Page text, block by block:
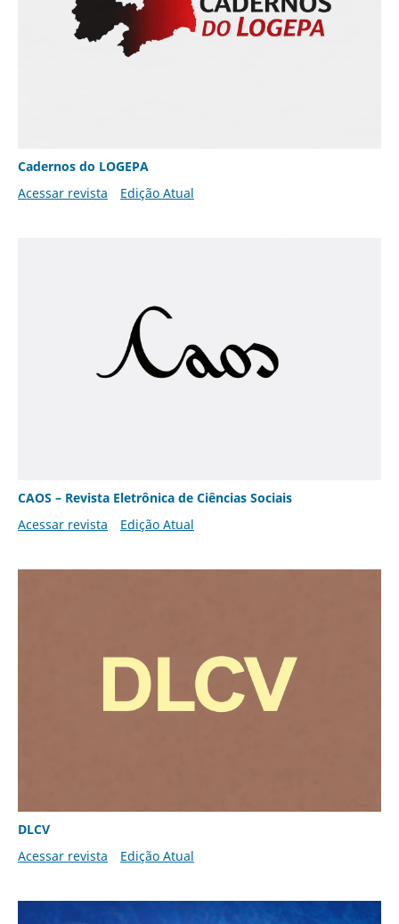
Cadernos do LOGEPA
Acessar revista
Edição Atual
CAOS – Revista Eletrônica de Ciências Sociais
Acessar revista
Edição Atual
DLCV
Acessar revista
Edição Atual